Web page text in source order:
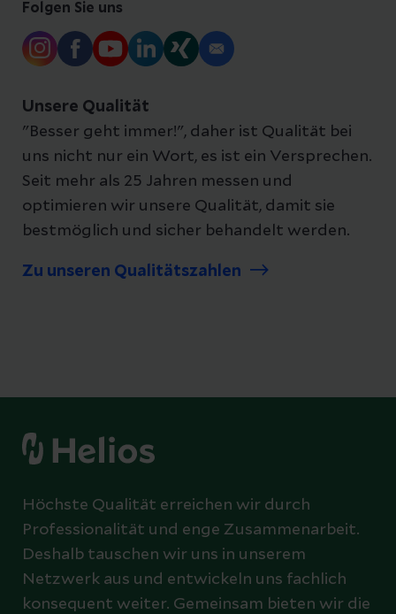
Folgen Sie uns
Unsere Qualität
"Besser geht immer!", daher ist Qualität bei
uns nicht nur ein Wort, es ist ein Versprechen.
Seit mehr als 25 Jahren messen und
optimieren wir unsere Qualität, damit sie
bestmöglich und sicher behandelt werden.
Zu unseren Qualitätszahlen
Höchste Qualität erreichen wir durch
Professionalität und enge Zusammenarbeit.
Deshalb tauschen wir uns in unserem
Netzwerk aus und entwickeln uns fachlich
konsequent weiter. Gemeinsam bieten wir die